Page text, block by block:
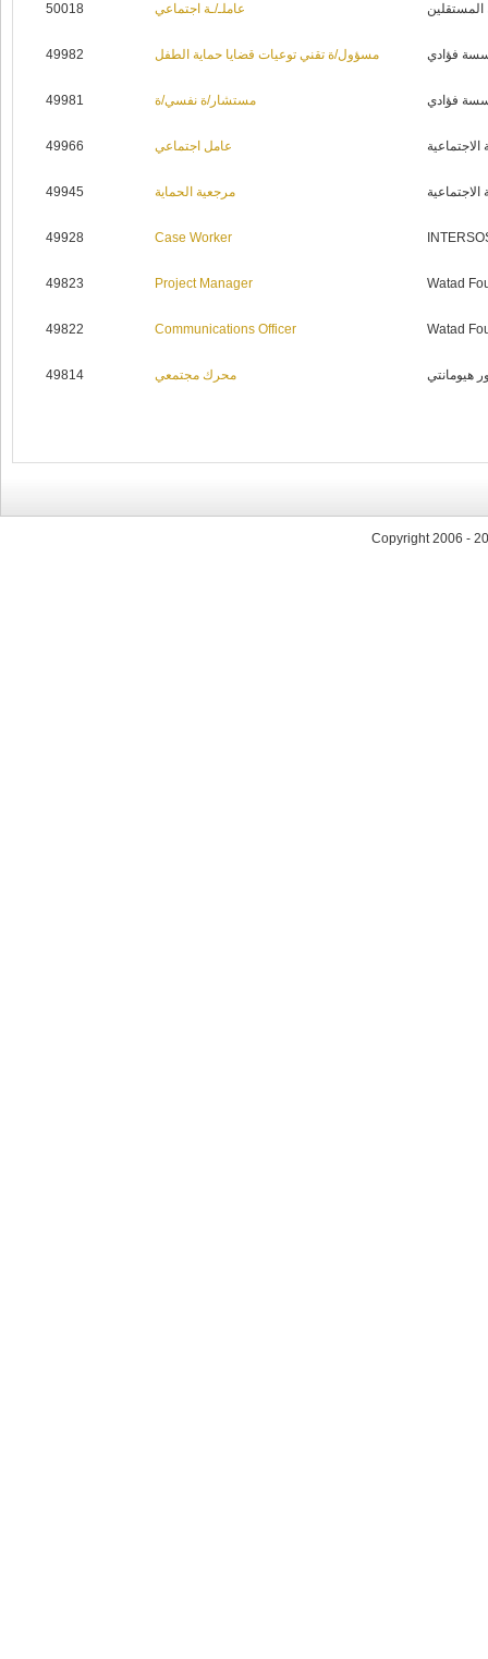
50018 عاملـ/ـة اجتماعي المستقلين
49982 مسؤول/ة تقني توعيات قضايا حماية الطفل فؤادي
49981 مستشار/ة نفسي/ة فؤادي
49966 عامل اجتماعي الاجتماعية
49945 مرجعية الحماية الاجتماعية
49928 Case Worker
49823 Project Manager Watad
49822 Communications Officer Watad
49814 محرك مجتمعي هيومانتي
Copyright 2006 -